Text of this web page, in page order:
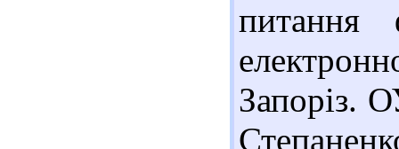
питання
Запоріз.